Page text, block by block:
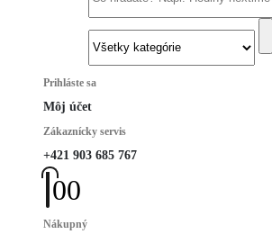
Prihláste sa
Môj účet
Zákaznícky servis
+421 903 685 767
00
Nákupný